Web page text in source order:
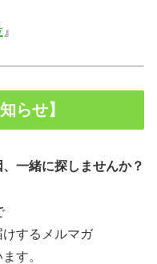
』
らせ】
一緒に探しませんか？
するメルマガ
す。